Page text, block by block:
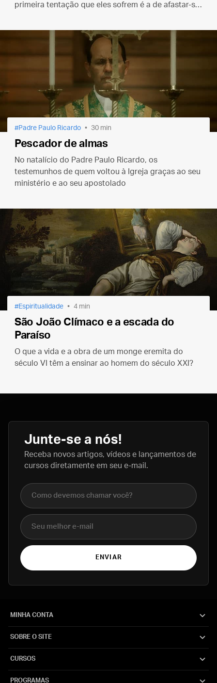
primeira tentação que eles sofrem é a de afastar-se
Padre Paulo Ricardo 30 min
Pescador de almas
No natalício do Padre Paulo Ricardo, os
testemunhos de quem voltou à Igreja graças ao seu
ministério e ao seu apostolado
Espiritualidade 4 min
São João Clímaco e a escada do
Paraíso
O que a vida e a obra de um monge eremita do
século VI têm a ensinar ao homem do século XXI?
Junte-se a nós!
Receba novos artigos, vídeos e lançamentos de
cursos diretamente em seu e-mail.
Nome completo
E-mail
ENVIAR
MINHA CONTA
SOBRE O SITE
CURSOS
PROGRAMAS